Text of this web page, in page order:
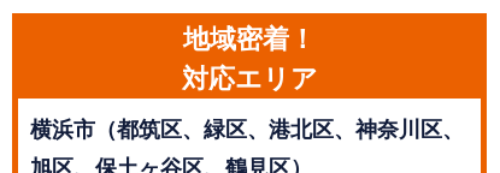
地域密着！
対応エリア
横浜市（都筑区、緑区、港北区、神奈川区、
旭区、保土ヶ谷区、鶴見区）